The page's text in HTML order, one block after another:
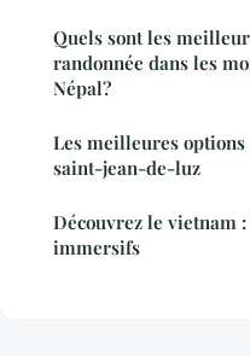
Quels sont les
randonnée dans les
Népal?
Les meilleures options
saint-jean-de-luz
Découvrez le vietnam
immersifs